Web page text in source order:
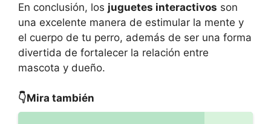
En conclusión, los juguetes interactivos son
una excelente manera de estimular la mente y
el cuerpo de tu perro, además de ser una forma
divertida de fortalecer la relación entre
mascota y dueño.
👇Mira también